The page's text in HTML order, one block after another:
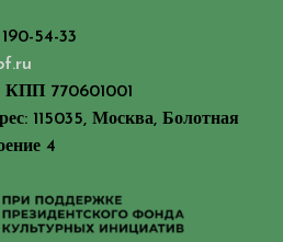
54-33
770601001
115035, Москва, Болотная
4